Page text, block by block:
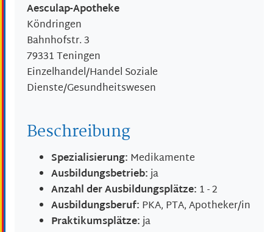
Aesculap-Apotheke
Köndringen
Bahnhofstr. 3
79331Teningen
Einzelhandel/Handel Soziale
Dienste/Gesundheitswesen
Beschreibung
Spezialisierung: Medikamente
Ausbildungsbetrieb:ja
Anzahl der Ausbildungsplätze: 1 - 2
Ausbildungsberuf: PKA, PTA, Apotheker/in
Praktikumsplätze:ja